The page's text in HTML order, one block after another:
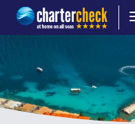
Chartercheck